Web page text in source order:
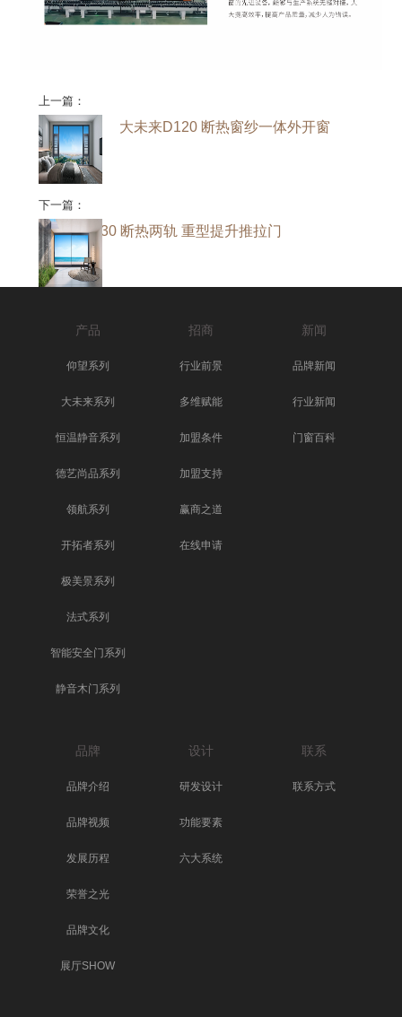
上一篇：
大未来D120 断热窗纱一体外开窗
下一篇：
大未来D130 断热两轨 重型提升推拉门
产品
仰望系列
大未来系列
恒温静音系列
德艺尚品系列
领航系列
开拓者系列
极美景系列
法式系列
智能安全门系列
静音木门系列
招商
行业前景
多维赋能
加盟条件
加盟支持
赢商之道
在线申请
新闻
品牌新闻
行业新闻
门窗百科
品牌
品牌介绍
品牌视频
发展历程
荣誉之光
品牌文化
展厅SHOW
设计
研发设计
功能要素
六大系统
联系
联系方式